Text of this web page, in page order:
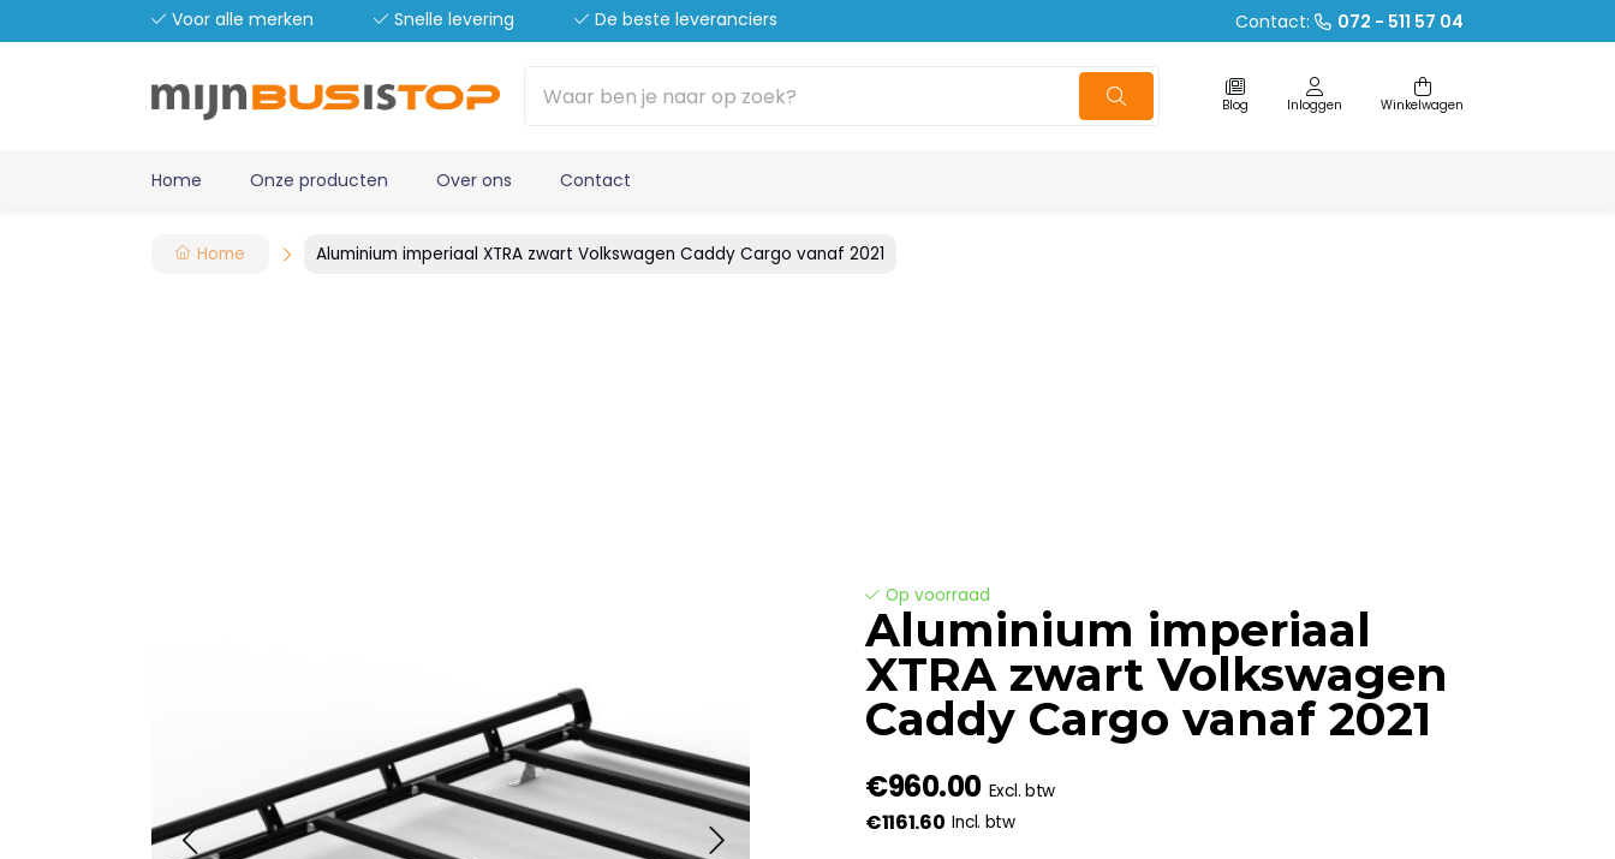
Voor alle merken Snelle levering De beste leveranciers Contact: 072 - 511 57 04
Blog Inloggen Winkelwagen
Home Onze producten Over ons Contact
Home Aluminium imperiaal XTRA zwart Volkswagen Caddy Cargo vanaf 2021
Op voorraad
Aluminium imperiaal
XTRA zwart Volkswagen
Caddy Cargo vanaf 2021
€960.00 Excl. btw
€1161.60 Incl. btw